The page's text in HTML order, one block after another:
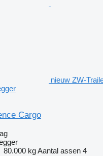
nieuw ZW-
Cargo
80.000 kgAantal assen 4